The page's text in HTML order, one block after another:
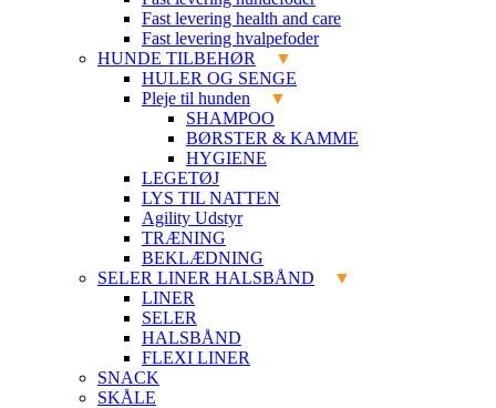
Fast levering health and care
Fast levering hvalpefoder
HUNDE TILBEHØR
HULER OG SENGE
Pleje til hunden
SHAMPOO
BØRSTER & KAMME
HYGIENE
LEGETØJ
LYS TIL NATTEN
Agility Udstyr
TRÆNING
BEKLÆDNING
SELER LINER HALSBÅND
LINER
SELER
HALSBÅND
FLEXI LINER
SNACK
SKÅLE